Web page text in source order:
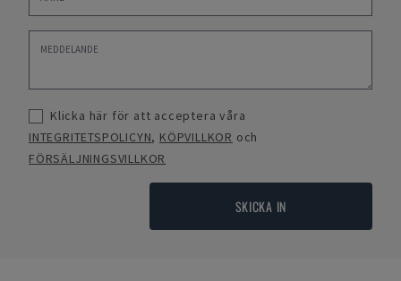
Klicka här för att acceptera våra
INTEGRITETSPOLICYN, KÖPVILLKOR och
FÖRSÄLJNINGSVILLKOR
SKICKA IN